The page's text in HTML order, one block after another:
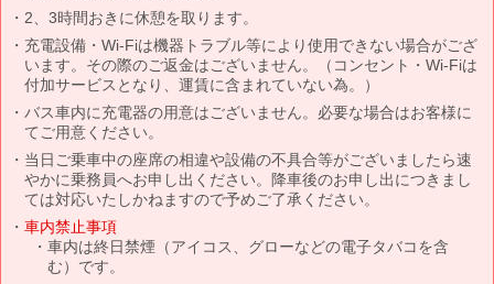
2、3時間おきに休憩を取ります。
充電設備・Wi-Fiは機器トラブル等により使用できない場合がござ
います。その際のご返金はございません。（コンセント・Wi-Fiは
付加サービスとなり、運賃に含まれていない為。）
バス車内に充電器の用意はございません。必要な場合はお客様に
てご用意ください。
当日ご乗車中の座席の相違や設備の不具合等がございましたら速
やかに乗務員へお申し出ください。降車後のお申し出につきまし
ては対応いたしかねますので予めご了承ください。
車内禁止事項
車内は終日禁煙（アイコス、グローなどの電子タバコを含
む）です。